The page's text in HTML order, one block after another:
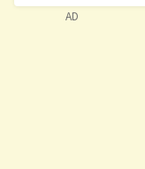
AD